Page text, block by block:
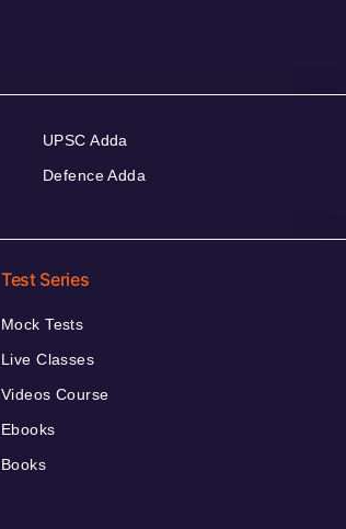
UPSC Adda
Defence Adda
Test Series
Mock Tests
Live Classes
Videos Course
Ebooks
Books